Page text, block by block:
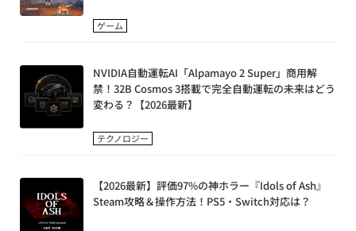
ゲーム
NVIDIA自動運転AI「Alpamayo 2 Super」商用解
禁！32B Cosmos 3搭載で完全自動運転の未来はどう
変わる？【2026最新】
テクノロジー
【2026最新】評価97%の神ホラー『Idols of Ash』
Steam攻略＆操作方法！PS5・Switch対応は？